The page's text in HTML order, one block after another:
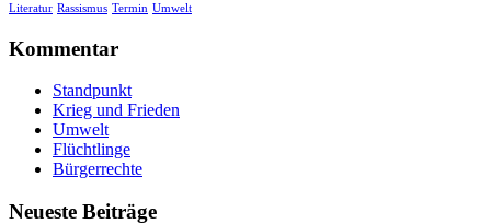
Literatur Rassismus Termin Umwelt
Kommentar
Standpunkt
Krieg und Frieden
Umwelt
Flüchtlinge
Bürgerrechte
Neueste Beiträge